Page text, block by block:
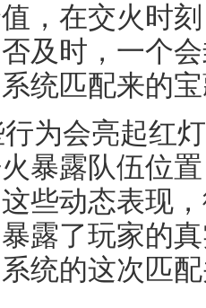
，在交火时
及时，一个
统匹配来的
为会亮起红
暴露队伍位
些动态表现
露了玩家的
统的这次匹